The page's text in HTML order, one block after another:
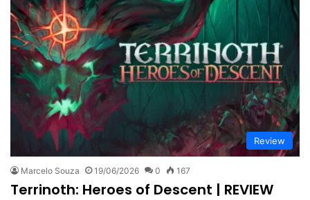
Review
Marcelo Souza 19/06/2026 0 167
Terrinoth: Heroes of Descent | REVIEW